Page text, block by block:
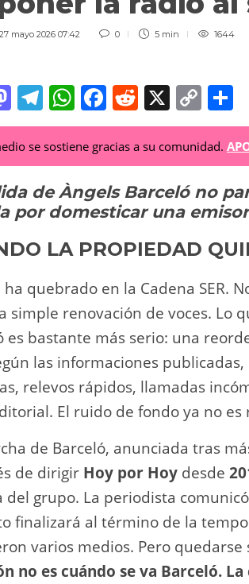
27 mayo 2026 07:42 0 5 min 1644
M
a
st
o
d
o
n
T
el
e
gr
a
m
W
h
at
s
A
p
p
F
a
c
e
b
o
o
R
e
d
di
t
X C
o
p
y
Li
n
k
o
p
se sostiene gracias a su comunidad.
de Àngels Barceló no
por domesticar una
LA PROPIEDAD
ha quebrado en la Cadena SER.
simple renovación de voces. Lo
es bastante más serio: una
las informaciones
relevos rápidos, llamadas
El ruido de fondo ya no es
de Barceló, anunciada tras
de dirigir Hoy por Hoy desde
del grupo. La periodista
finalizará al término de la
varios medios. Pero
no es cuándo se va Barceló.